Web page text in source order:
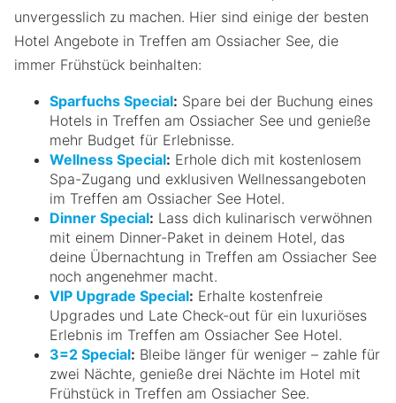
unvergesslich zu machen. Hier sind einige der besten
Hotel Angebote in Treffen am Ossiacher See, die
immer Frühstück beinhalten:
Sparfuchs Special: Spare bei der Buchung eines
Hotels in Treffen am Ossiacher See und genieße
mehr Budget für Erlebnisse.
Wellness Special: Erhole dich mit kostenlosem
Spa-Zugang und exklusiven Wellnessangeboten
im Treffen am Ossiacher See Hotel.
Dinner Special: Lass dich kulinarisch verwöhnen
mit einem Dinner-Paket in deinem Hotel, das
deine Übernachtung in Treffen am Ossiacher See
noch angenehmer macht.
VIP Upgrade Special: Erhalte kostenfreie
Upgrades und Late Check-out für ein luxuriöses
Erlebnis im Treffen am Ossiacher See Hotel.
3=2 Special: Bleibe länger für weniger – zahle für
zwei Nächte, genieße drei Nächte im Hotel mit
Frühstück in Treffen am Ossiacher See.